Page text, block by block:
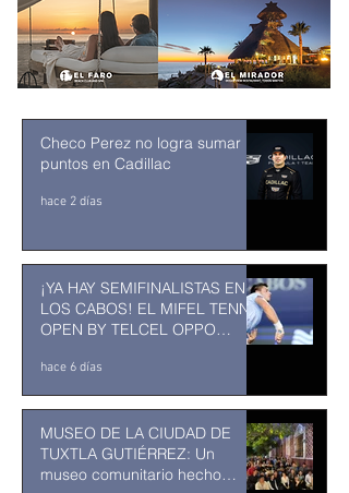
Checo Perez no logra sumar
puntos en Cadillac
hace 2 días
¡YA HAY SEMIFINALISTAS EN
LOS CABOS! EL MIFEL TENNIS
OPEN BY TELCEL OPPO
hace 6 días
MUSEO DE LA CIUDAD DE
TUXTLA GUTIÉRREZ: Un
museo comunitario hecho